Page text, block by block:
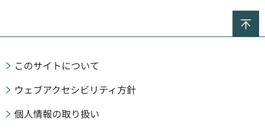
このサイトについて
ウェブアクセシビリティ方針
個人情報の取り扱い